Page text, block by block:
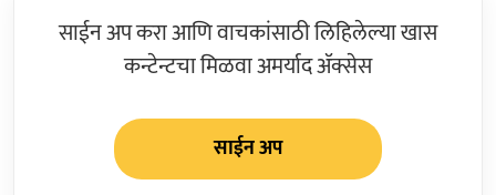
साईन अप करा आणि वाचकांसाठी लिहिलेल्या खास
कन्टेन्टचा मिळवा अमर्याद ॲक्सेस
साईन अप